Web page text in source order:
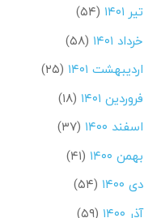
تیر ۱۴۰۱
(۵۴)
خرداد ۱۴۰۱
(۵۸)
اردیبهشت ۱۴۰۱
(۲۵)
فروردین ۱۴۰۱
(۱۸)
اسفند ۱۴۰۰
(۳۷)
بهمن ۱۴۰۰
(۴۱)
دی ۱۴۰۰
(۵۴)
آذر ۱۴۰۰
(۵۹)